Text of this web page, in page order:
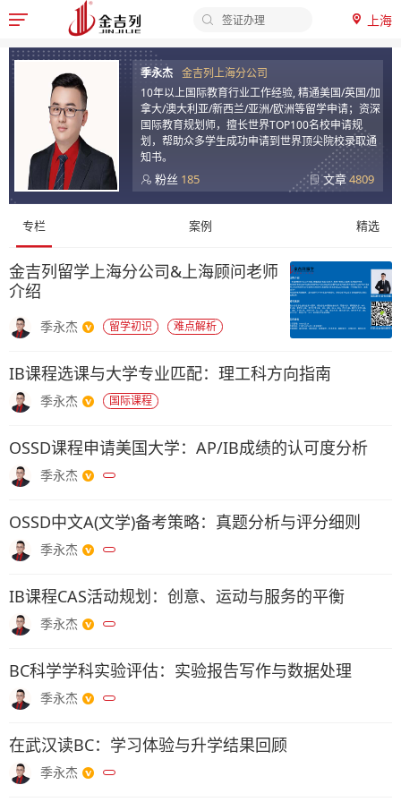
签证办理
申请时间
申请材料
留学费用
 上海
季
列
留
学
顾
问
季永杰
金吉列上海分公司
10年以上国际教育行业工作经验, 精通美国/英国/加
拿大/澳大利亚/新西兰/亚洲/欧洲等留学申请；资深
国际教育规划师，擅长世界TOP100名校申请规
划，帮助众多学生成功申请到世界顶尖院校录取通
知书。
粉丝 185 文章4809
专
栏
容
专栏 案例 精选
金吉列留学上海分公司&上海顾问老师
介绍
季永杰 留学初识 难点解析
IB课程选课与大学专业匹配：理工科方向指南
季永杰 国际课程
OSSD课程申请美国大学：AP/IB成绩的认可度分析
季永杰
OSSD中文A(文学)备考策略：真题分析与评分细则
季永杰
IB课程CAS活动规划：创意、运动与服务的平衡
季永杰
BC科学学科实验评估：实验报告写作与数据处理
季永杰
在武汉读BC：学习体验与升学结果回顾
季永杰